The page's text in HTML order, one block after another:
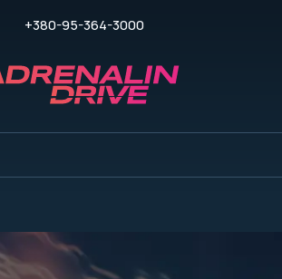
+380-95-364-3000